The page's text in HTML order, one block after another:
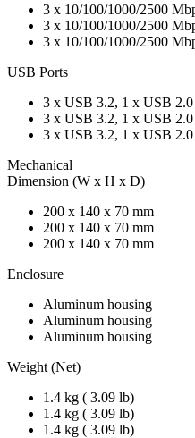
3 x 10/100/1000/2500
3 x 10/100/1000/2500
3 x 10/100/1000/2500
USB Ports
3 x USB 3.2, 1 x USB 2.0
3 x USB 3.2, 1 x USB 2.0
3 x USB 3.2, 1 x USB 2.0
Mechanical
Dimension (W x H x D)
200 x 140 x 70 mm
200 x 140 x 70 mm
200 x 140 x 70 mm
Enclosure
Aluminum housing
Aluminum housing
Aluminum housing
Weight (Net)
1.4 kg ( 3.09 lb)
1.4 kg ( 3.09 lb)
1.4 kg ( 3.09 lb)